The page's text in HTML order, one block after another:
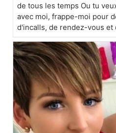
de tous les temps Ou tu
avec moi, frappe-moi pour
d'incalls, de rendez-vous et